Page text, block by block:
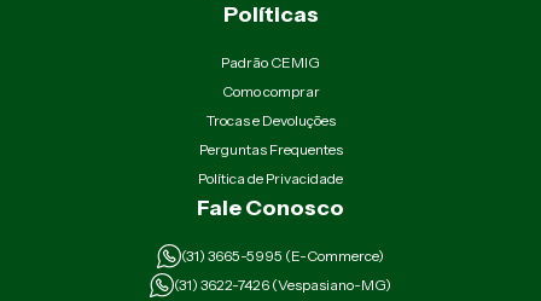
Políticas
Padrão CEMIG
Como comprar
Trocas e Devoluções
Perguntas Frequentes
Política de Privacidade
Fale Conosco
(31) 3665-5995 (E-Commerce)
(31) 3622-7426 (Vespasiano-MG)